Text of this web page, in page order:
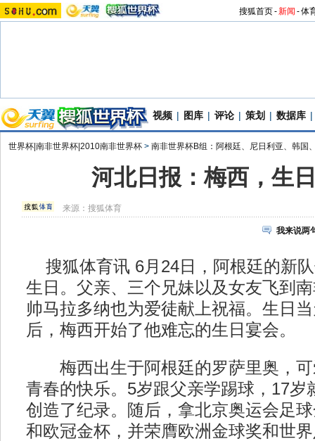
搜狐首页-新闻 -体
视频 | 图库 | 评论 | 策划 | 数据库 |
世界杯|南非世界杯|2010南非世界杯 > 南非世界杯B组：阿根廷、尼日利亚、韩国
河北日报：梅西，生
来源：搜狐体育
我来说两
搜狐体育讯 6月24日，阿根廷的新
生日。父亲、三个兄妹以及女友飞到
帅马拉多纳也为爱徒献上祝福。生日
后，梅西开始了他难忘的生日宴会。
梅西出生于阿根廷的罗萨里奥，可
青春的快乐。5岁跟父亲学踢球，17岁
创造了纪录。随后，拿北京奥运会足
和欧冠金杯，并荣膺欧洲金球奖和世